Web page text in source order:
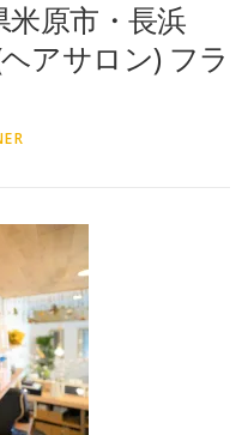
原市・長浜
アサロン) フラ